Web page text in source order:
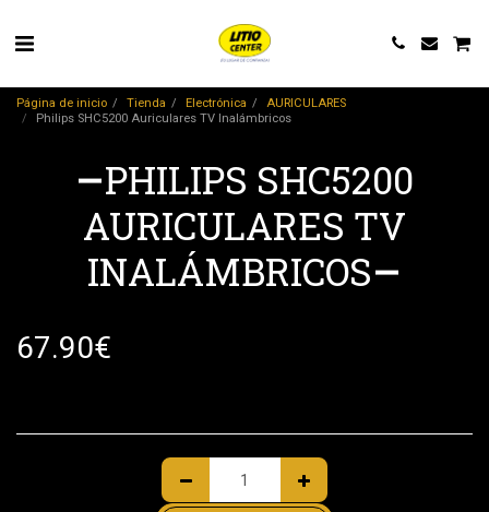
Página de inicio Tienda Electrónica
AURICULARES
Philips SHC5200 Auriculares TV Inalámbricos
PHILIPS SHC5200
AURICULARES TV
INALÁMBRICOS
67.90€